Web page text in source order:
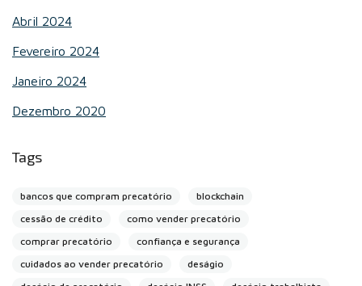
Abril 2024
Fevereiro 2024
Janeiro 2024
Dezembro 2020
Tags
bancos que compram precatório
blockchain
cessão de crédito
como vender precatório
comprar precatório
confiança e segurança
cuidados ao vender precatório
deságio